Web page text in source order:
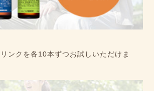
ンクを各10本ずつお試しいただけま